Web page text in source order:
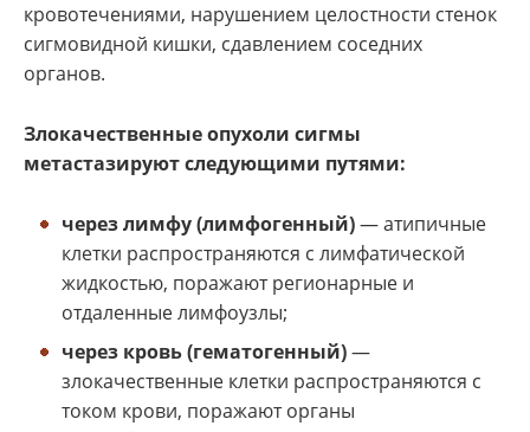
кровотечениями, нарушением целостности стенок
сигмовидной кишки, сдавлением соседних
органов.
Злокачественные опухоли сигмы
метастазируют следующими путями:
через лимфу (лимфогенный)— атипичные
клетки распространяются с лимфатической
жидкостью, поражают регионарные и
отдаленные лимфоузлы;
через кровь (гематогенный)—
злокачественные клетки распространяются с
током крови, поражают органы